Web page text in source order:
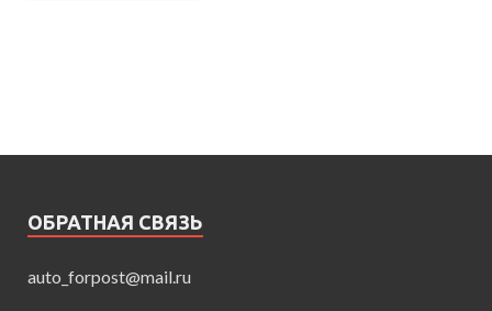
ОБРАТНАЯ СВЯЗЬ
auto_forpost@mail.ru